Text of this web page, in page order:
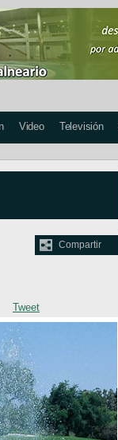
Video Televisión
Compartir
Tweet